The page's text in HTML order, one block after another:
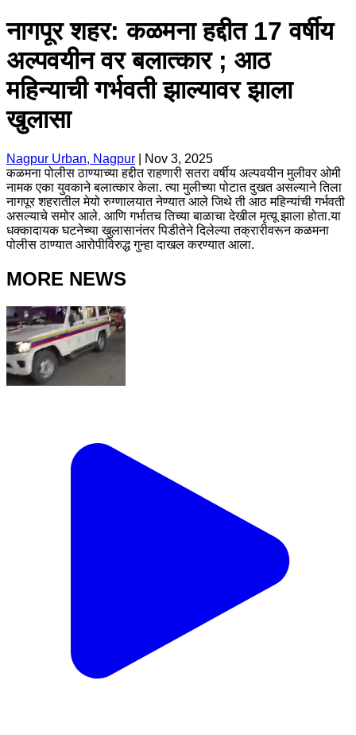
नागपूर शहर: कळमना हद्दीत 17 वर्षीय
अल्पवयीन वर बलात्कार ; आठ
महिन्याची गर्भवती झाल्यावर झाला
खुलासा
Nagpur Urban, Nagpur
Nov 3, 2025
कळमना पोलीस ठाण्याच्या हद्दीत राहणारी सतरा वर्षीय अल्पवयीन मुलीवर ओमी
नामक एका युवकाने बलात्कार केला. त्या मुलीच्या पोटात दुखत असल्याने तिला
नागपूर शहरातील मेयो रुग्णालयात नेण्यात आले जिथे ती आठ महिन्यांची गर्भवती
असल्याचे समोर आले. आणि गर्भातच तिच्या बाळाचा देखील मृत्यू झाला होता.या
धक्कादायक घटनेच्या खुलासानंतर पिडीतेने दिलेल्या तक्रारीवरून कळमना
पोलीस ठाण्यात आरोपीविरुद्ध गुन्हा दाखल करण्यात आला.
MORE NEWS